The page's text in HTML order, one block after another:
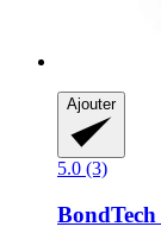
Ajouter
5.0 (3)
BondTech